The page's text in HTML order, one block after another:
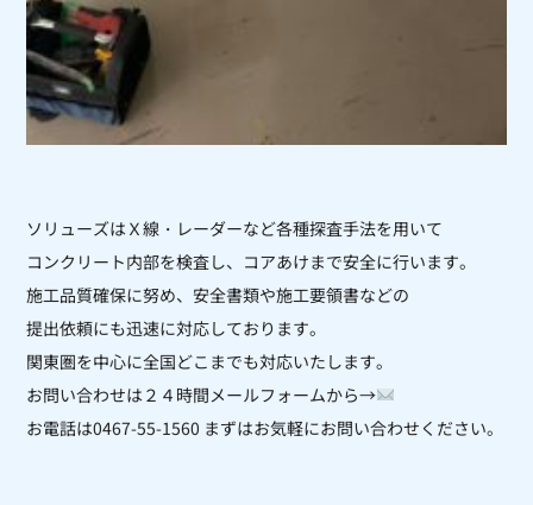
ソリューズはＸ線・レーダーなど各種探査手法を用いて
コンクリート内部を検査し、コアあけまで安全に行います。
施工品質確保に努め、安全書類や施工要領書などの
提出依頼にも迅速に対応しております。
関東圏を中心に全国どこまでも対応いたします。
お問い合わせは２４時間メールフォームから→
お電話は0467-55-1560 まずはお気軽にお問い合わせください。